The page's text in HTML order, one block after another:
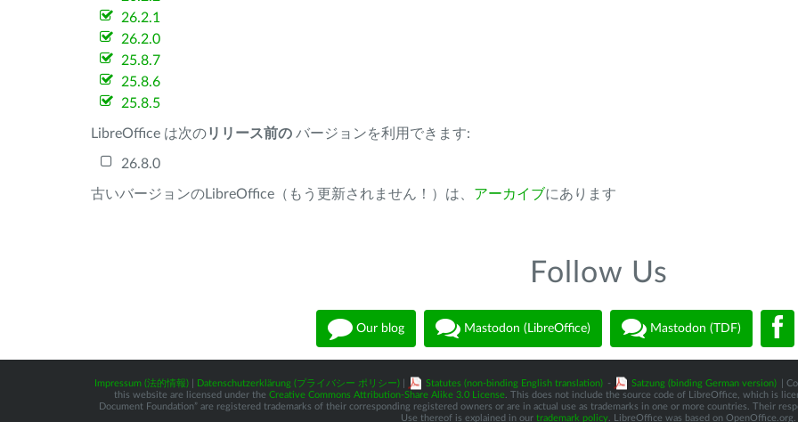
26.2.1
26.2.0
25.8.7
25.8.6
25.8.5
LibreOffice は次のリリース前の バージョンを利用できます:
26.8.0
古いバージョンのLibreOffice（もう更新されません！）は、 アーカイブにあります
Follow Us
Our blog Mastodon (LibreOffice) Mastodon (TDF)
Impressum (法的情報) Datenschutzerklärung (プライバシー ポリシー) Statutes (non-binding English translation) - Satzung (binding German version)
|
this website are licensed under the Creative Commons Attribution-Share Alike 3.0 License. This does not include the source code of LibreOffice, which is
Document Foundation” are registered trademarks of their corresponding registered owners or are in actual use as trademarks in one or more countries. Their
Use thereof is explained in our trademark policy . LibreOffice was based on OpenOffice.org.